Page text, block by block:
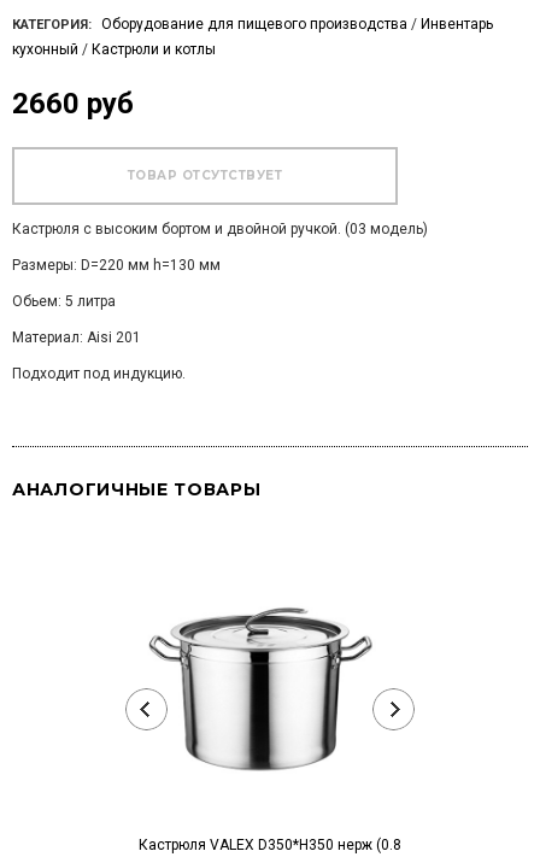
КАТЕГОРИЯ: Оборудование для пищевого производства / Инвентарь
кухонный / Кастрюли и котлы
2660 руб
Кастрюля с высоким бортом и двойной ручкой. (03 модель)
Размеры: D=220 мм h=130 мм
Обьем: 5 литра
Материал: Aisi 201
Подходит под индукцию.
АНАЛОГИЧНЫЕ ТОВАРЫ
Кастрюля VALEX D350*H350 нерж (0.8